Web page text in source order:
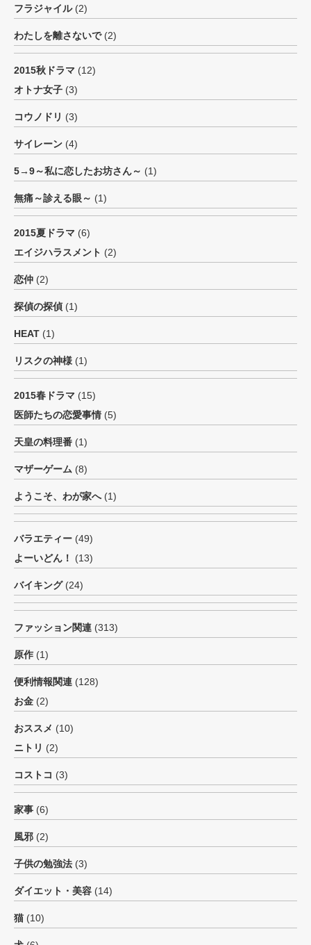
フラジャイル(2)
わたしを離さないで(2)
2015秋ドラマ (12)
オトナ女子 (3)
コウノドリ (3)
サイレーン (4)
5→9～私に恋したお坊さん～ (1)
無痛～診える眼～ (1)
2015夏ドラマ (6)
エイジハラスメント (2)
恋仲 (2)
探偵の探偵 (1)
HEAT (1)
リスクの神様 (1)
2015春ドラマ (15)
医師たちの恋愛事情 (5)
天皇の料理番 (1)
マザーゲーム (8)
ようこそ、わが家へ (1)
バラエティー (49)
よーいどん！
(13)
バイキング(24)
ファッション関連 (313)
原作 (1)
便利情報関連 (128)
お金 (2)
おススメ (10)
ニトリ (2)
コストコ (3)
家事 (6)
風邪 (2)
子供の勉強法 (3)
ダイエット・美容 (14)
猫 (10)